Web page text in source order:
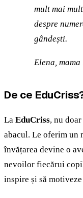
mult mai
despre
gândești.
Elena,
De ce
La EduCriss, nu
abacul. Le oferim un
învățarea devine o
nevoilor fiecărui
inspire și să